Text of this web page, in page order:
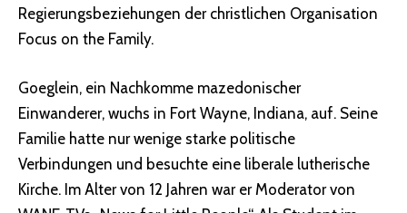
Regierungsbeziehungen der christlichen Organisation
Focus on the Family.
Goeglein, ein Nachkomme mazedonischer
Einwanderer, wuchs in Fort Wayne, Indiana, auf. Seine
Familie hatte nur wenige starke politische
Verbindungen und besuchte eine liberale lutherische
Kirche. Im Alter von 12 Jahren war er Moderator von